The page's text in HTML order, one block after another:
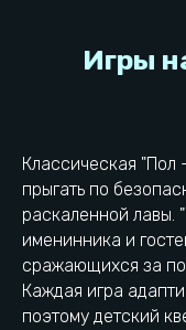
Классическая "Пол
прыгать по
раскаленной лавы.
именинника и
сражающихся за
Каждая игра
поэтому детский